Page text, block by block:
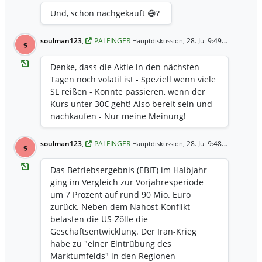
Und, schon nachgekauft 😅?
s soulman123, PALFINGER Hauptdiskussion, 28. Jul 9:49 Uhr
Denke, dass die Aktie in den nächsten
Tagen noch volatil ist - Speziell wenn viele
SL reißen - Könnte passieren, wenn der
Kurs unter 30€ geht! Also bereit sein und
nachkaufen - Nur meine Meinung!
s soulman123, PALFINGER Hauptdiskussion, 28. Jul 9:48 Uhr
Das Betriebsergebnis (EBIT) im Halbjahr
ging im Vergleich zur Vorjahresperiode
um 7 Prozent auf rund 90 Mio. Euro
zurück. Neben dem Nahost-Konflikt
belasten die US-Zölle die
Geschäftsentwicklung. Der Iran-Krieg
habe zu "einer Eintrübung des
Marktumfelds" in den Regionen